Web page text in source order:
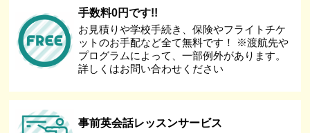
手数料0円です!!
お見積りや学校手続き、保険やフライトチケ
ットのお手配など全て無料です！ ※渡航先や
プログラムによって、一部例外があります。
詳しくはお問い合わせください
事前英会話レッスンサービス